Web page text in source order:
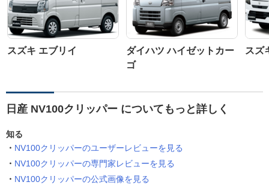
スズキ エブリイ
ダイハツ ハイゼットカー
ゴ
スズ
日産 NV100クリッパー についてもっと詳しく
知る
NV100クリッパーのユーザーレビューを見る
NV100クリッパーの専門家レビューを見る
NV100クリッパーの公式画像を見る